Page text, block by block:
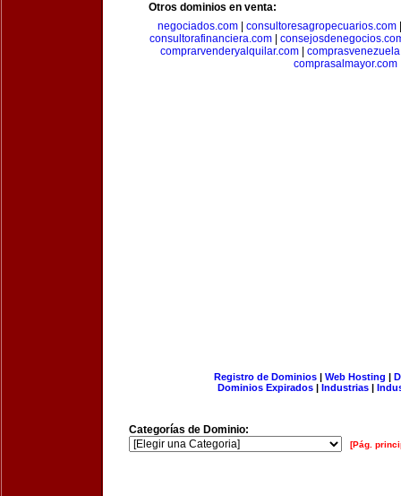
Otros dominios en venta:
negociados.com
consultoresagropecuarios.com
consultorafinanciera.com|
comprarvenderyalquilar.com|
comprasalmayor.com
Registro de Dominios| Web Hosting |
Dominios Expirados | Industrias |
Categorías de Dominio:
[Pág.